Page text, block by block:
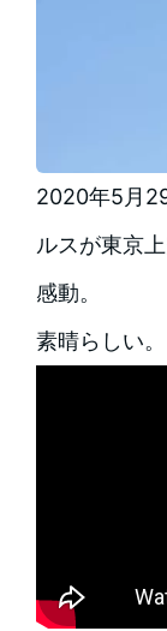
2020年5月
ルスが東京
感動。
素晴らしい。